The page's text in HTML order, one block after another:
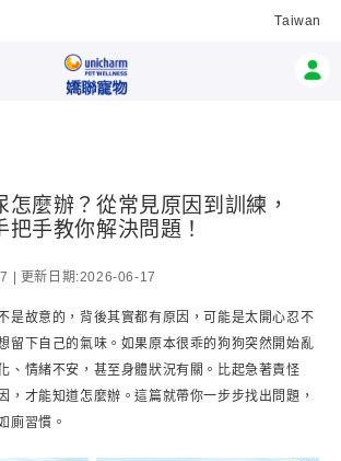
Taiwan
怎麼辦？從常見原因到訓練，
把手教你解決問題！
| 更新日期:2026-06-17
是故意的，背後其實都有原因，可能是太開心忍不
留下自己的氣味。如果原本很乖的狗狗突然開始亂
、情緒不安，甚至身體狀況有關。比起急著責怪
，才能知道怎麼辦。這篇就帶你一步步找出問題，
廁習慣。